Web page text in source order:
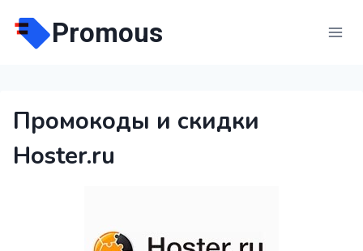
содержимому
Promous
Промокоды и скидки
Hoster.ru